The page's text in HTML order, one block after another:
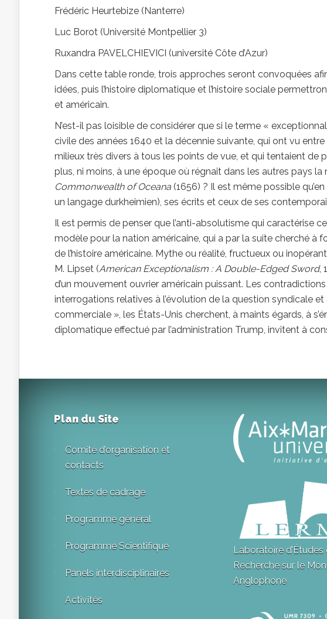
Frédéric Heurtebize (Nanterre)
Luc Borot (Université Montpellier 3)
Ruxandra PAVELCHIEVICI (université Côte d’Azur)
Dans cette table ronde, trois approches seront convoquées
idées, puis l’histoire diplomatique et l’histoire sociale
et américain.
N’est-il pas loisible de considérer que si le terme «
civile des années 1640 et la décennie suivante, qui ont vu
milieux très divers à tous les points de vue, et qui tentaient de
plus, ni moins, à une époque où régnait dans les autres pays la
Commonwealth of Oceana (1656) ? Il est même possible
un langage durkheimien), ses écrits et ceux de ses
Il est permis de penser que l’anti-absolutisme qui caractérise
modèle pour la nation américaine, qui a par la suite cherché à
de l’histoire américaine. Mythe ou réalité, fructueux ou
M. Lipset (American Exceptionalism : A Double-Edged Sword,
d’un mouvement ouvrier américain puissant. Les
interrogations relatives à l’évolution de la question syndicale
commerciale », les États-Unis cherchent, à maints égards, à
diplomatique effectué par l’administration Trump, invitent à
Plan du Site
Comité d’organisation et
contacts
Textes de cadrage
Programme général
Programme Scientifique
Panels interdisciplinaires
Activités
Laboratoire d’Études
Recherche sur le
Anglophone